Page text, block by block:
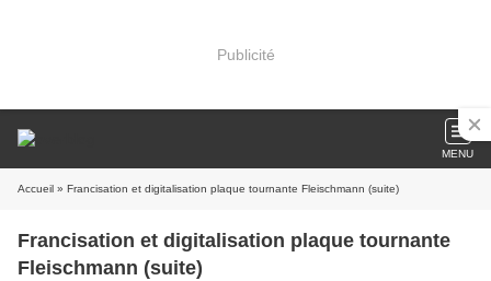
Publicité
MENU
Accueil » Francisation et digitalisation plaque tournante Fleischmann (suite)
Francisation et digitalisation plaque tournante
Fleischmann (suite)